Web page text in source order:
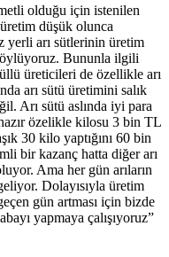
olduğu için istenilen
düşük olunca
yerli arı sütlerinin üretim
söylüyoruz. Bununla ilgili
üreticileri de özellikle arı
arı sütü üretimini salık
Arı sütü aslında iyi para
özelikle kilosu 3 bin TL
30 kilo yaptığını 60 bin
bir kazanç hatta diğer arı
Ama her gün arıların
Dolayısıyla üretim
gün artması için bizde
yapmaya çalışıyoruz”